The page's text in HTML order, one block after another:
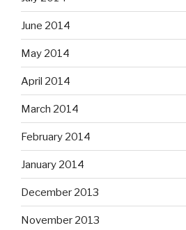
June 2014
May 2014
April 2014
March 2014
February 2014
January 2014
December 2013
November 2013